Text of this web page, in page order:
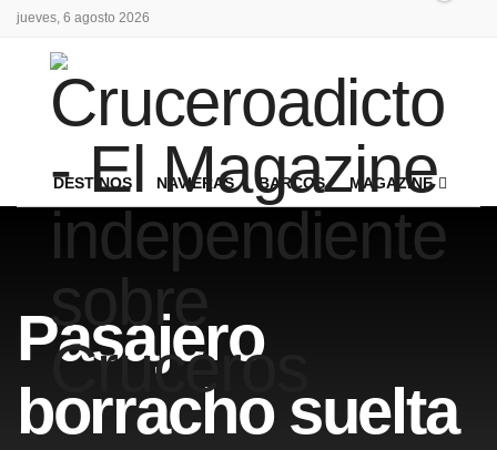
jueves, 6 agosto 2026
DESTINOS NAVIERAS BARCOS MAGAZINE
Pasajero
borracho suelta